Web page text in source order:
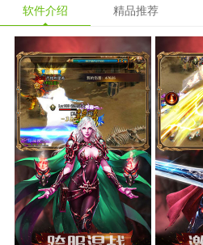
软件介绍 精品推荐